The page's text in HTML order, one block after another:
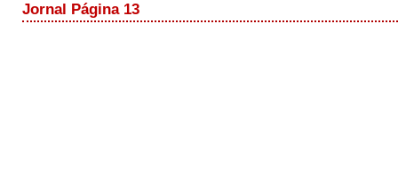
Jornal Página 13